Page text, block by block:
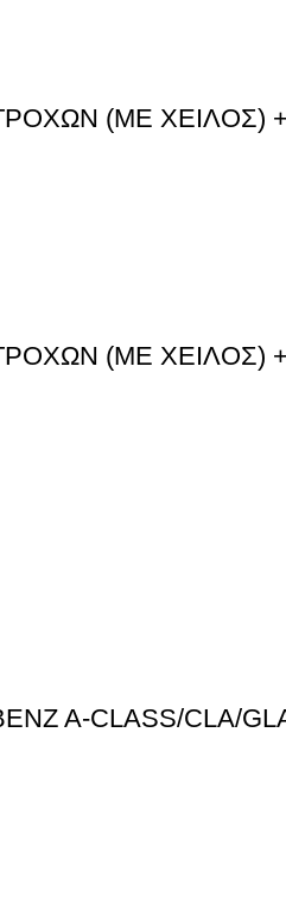
(ΜΕ ΧΕΙΛΟΣ)
(ΜΕ ΧΕΙΛΟΣ)
A-CLASS/CLA/